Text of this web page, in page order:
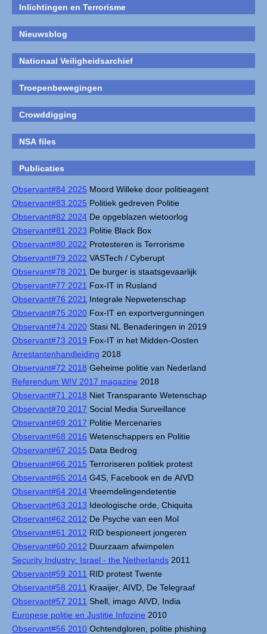
Inlichtingen en Terrorisme
Nieuwsblog
Nationaal Veiligheidsarchief
Troepenbewegingen
Crowddigging
NSA files
Publicaties
Observant#84 2025 Moord Willeke door politieagent
Observant#83 2025 Politiek gedreven Politie
Observant#82 2024 De opgeblazen wietoorlog
Observant#81 2023 Politie Black Box
Observant#80 2022 Protesteren is Terrorisme
Observant#79 2022 VASTech / Cyberupt
Observant#78 2021 De burger is staatsgevaarlijk
Observant#77 2021 Fox-IT in Rusland
Observant#76 2021 Integrale Nepwetenschap
Observant#75 2020 Fox-IT en exportvergunningen
Observant#74 2020 Stasi NL Benaderingen in 2019
Observant#73 2019 Fox-IT in het Midden-Oosten
Arrestantenhandleiding 2018
Observant#72 2018 Geheime politie van Nederland
Referendum WIV 2017 magazine 2018
Observant#71 2018 Niet Transparante Wetenschap
Observant#70 2017 Social Media Surveillance
Observant#69 2017 Politie Mercenaries
Observant#68 2016 Wetenschappers en Politie
Observant#67 2015 Data Bedrog
Observant#66 2015 Terroriseren politiek protest
Observant#65 2014 G4S, Facebook en de AIVD
Observant#64 2014 Vreemdelingendetentie
Observant#63 2013 Ideologische orde, Chiquita
Observant#62 2012 De Psyche van een Mol
Observant#61 2012 RID bespioneert jongeren
Observant#60 2012 Duurzaam afwimpelen
Security Industry: Israel - the Netherlands 2011
Observant#59 2011 RID protest Twente
Observant#58 2011 Kraaijer, AIVD, De Telegraaf
Observant#57 2011 Shell, imago AIVD, India
Europese politie en Justitie Infozine 2010
Observant#56 2010 Ochtendgloren, politie phishing